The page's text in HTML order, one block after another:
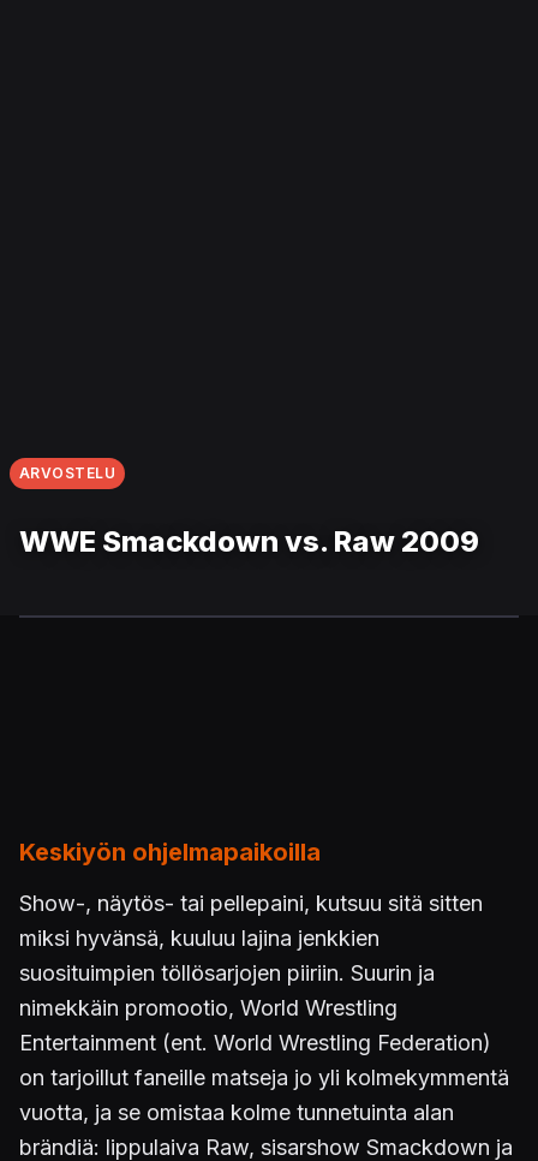
ARVOSTELU
WWE Smackdown vs. Raw 2009
Keskiyön ohjelmapaikoilla
Show-, näytös- tai pellepaini, kutsuu sitä sitten
miksi hyvänsä, kuuluu lajina jenkkien
suosituimpien töllösarjojen piiriin. Suurin ja
nimekkäin promootio, World Wrestling
Entertainment (ent. World Wrestling Federation)
on tarjoillut faneille matseja jo yli kolmekymmentä
vuotta, ja se omistaa kolme tunnetuinta alan
brändiä: lippulaiva Raw, sisarshow Smackdown ja